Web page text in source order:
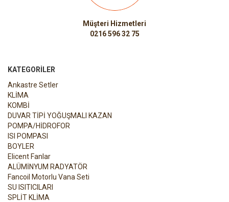
Müşteri Hizmetleri
0216 596 32 75
KATEGORILER
Ankastre Setler
KLİMA
KOMBİ
DUVAR TİPİ YOĞUŞMALI KAZAN
POMPA/HİDROFOR
ISI POMPASI
BOYLER
Elicent Fanlar
ALÜMİNYUM RADYATÖR
Fancoil Motorlu Vana Seti
SU ISITICILARI
SPLİT KLİMA